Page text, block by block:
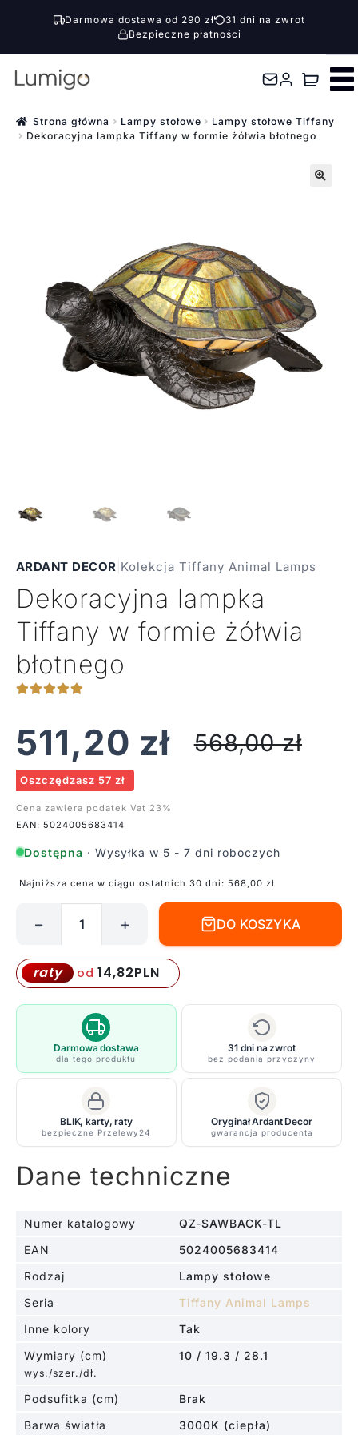
Darmowa dostawa od 290 zł
31 dni na zwrot
Bezpieczne płatności
Przejdź
nawigacji
Przejdź
treści Strona główna Lampy stołowe
Lampy stołowe Tiffany
Dekoracyjna lampka Tiffany w formie żółwia błotnego
ARDANT DECOR Kolekcja Tiffany Animal Lamps
Dekoracyjna lampka
Tiffany w formie żółwia
błotnego
511,20 zł 568,00zł
Oszczędzasz 57 zł
Cena zawiera podatek Vat 23%
EAN: 5024005683414
Dostępna · Wysyłka w 5 - 7 dni roboczych
Najniższa cena w ciągu ostatnich 30 dni: 568,00 zł
lampka
Tiffany
w
żółwia
błotnego
− + DO KOSZYKA
raty od 14,82PLN
Darmowa dostawa
dla tego produktu
31 dni na zwrot
bez podania przyczyny
BLIK, karty, raty
bezpieczne Przelewy24
Oryginał Ardant Decor
gwarancja producenta
Dane techniczne
Numer katalogowy
QZ-SAWBACK-TL
EAN
5024005683414
Rodzaj
Lampy stołowe
Seria
Tiffany Animal Lamps
Inne kolory
Tak
Wymiary (cm)
wys./szer./dł.
10 / 19.3 / 28.1
Podsufitka (cm)
Brak
Barwa światła
3000K (ciepła)